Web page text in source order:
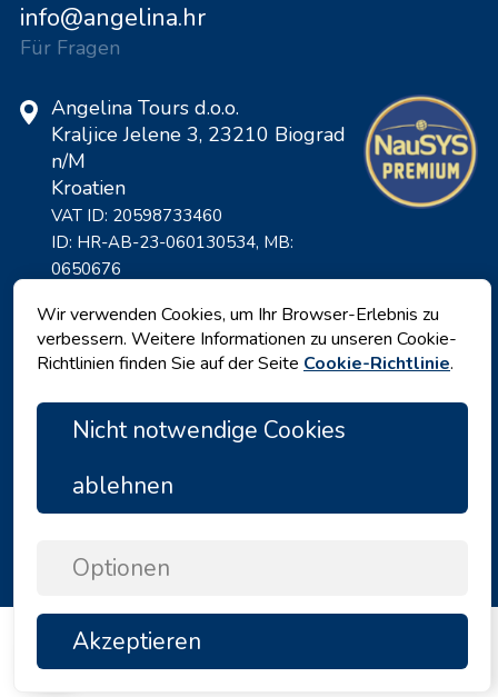
info@angelina.hr
Für Fragen
Angelina Tours d.o.o.
Kraljice Jelene 3, 23210 Biograd
n/M
Kroatien
VAT ID: 20598733460
ID: HR-AB-23-060130534, MB:
0650676
Copyright © 2026 by Angelina Tours d.o.o.
Wir verwenden Cookies, um Ihr Browser-Erlebnis zu
verbessern. Weitere Informationen zu unseren Cookie-
Richtlinien finden Sie auf der Seite Cookie-Richtlinie.
Nicht notwendige Cookies
ablehnen
Optionen
Akzeptieren